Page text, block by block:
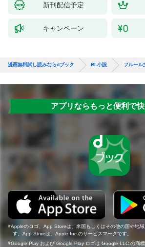
新刊配信予定
キャンペーン
漫画無料試し読みならdブック BL小説 フルー
アプリならもっと便利で快
Appleのロゴ、App Storeは、米国もしくはその他の国や地
す。App Storeは、Apple Inc.のサービスマークです。
Google Play および Google Play ロゴは Google LLC の商標